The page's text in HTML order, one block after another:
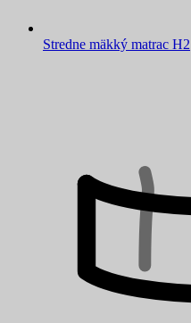
Stredne mäkký matrac H2